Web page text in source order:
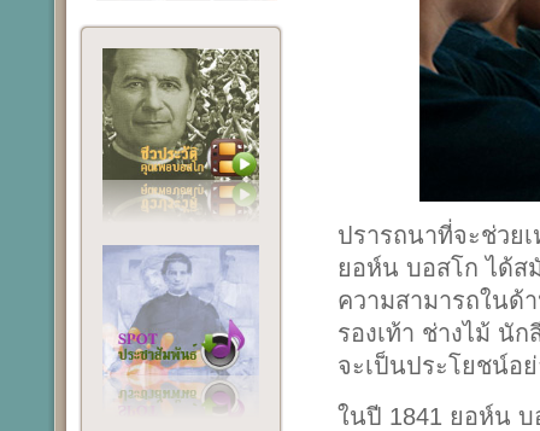
ปรารถนาที่จะช่วย
ยอห์น บอสโก ได้ส
ความสามารถในด้
รองเท้า ช่างไม้ นั
จะเป็นประโยชน์อ
ในปี 1841 ยอห์น